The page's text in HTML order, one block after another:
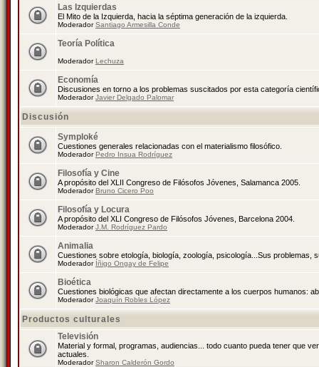
Las Izquierdas
El Mito de la Izquierda, hacia la séptima generación de la izquierda.
ModeradorSantiago Armesilla Conde
Teoría Política
ModeradorLechuza
Economía
Discusiones en torno a los problemas suscitados por esta categoría
ModeradorJavier Delgado Palomar
Discusión
Symploké
Cuestiones generales relacionadas con el materialismo filosófico.
ModeradorPedro Insua Rodríguez
Filosofía y Cine
A propósito del XLII Congreso de Filósofos Jóvenes, Salamanca 2005.
ModeradorBruno Cicero Poo
Filosofía y Locura
A propósito del XLI Congreso de Filósofos Jóvenes, Barcelona 2004.
ModeradorJ.M. Rodríguez Pardo
Animalia
Cuestiones sobre etología, biología, zoología, psicología...Sus problemas,
Moderador Íñigo Ongay de Felipe
Bioética
Cuestiones biológicas que afectan directamente a los cuerpos humanos:
ModeradorJoaquín Robles López
Productos culturales
Televisión
Material y formal, programas, audiencias... todo cuanto pueda tener que
actuales.
ModeradorSharon Calderón Gordo